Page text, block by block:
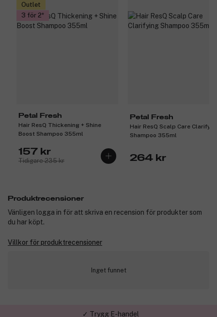
Outlet
3 för 2
Petal Fresh
Hair ResQ Thickening + Shine
Boost Shampoo 355ml
157 kr
Tidigare 235 kr
Petal Fresh
Hair ResQ Scalp Care
Shampoo 355ml
264 kr
Produktrecensioner
Vänligen logga in för att skriva en recension för produkter som
du har köpt.
Villkor för produktrecensioner
Inget funnet
✓ Trygg E-handel